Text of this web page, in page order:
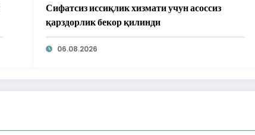
Сифатсиз иссиқлик хизмати учун асоссиз
қарздорлик бекор қилинди
06.08.2026